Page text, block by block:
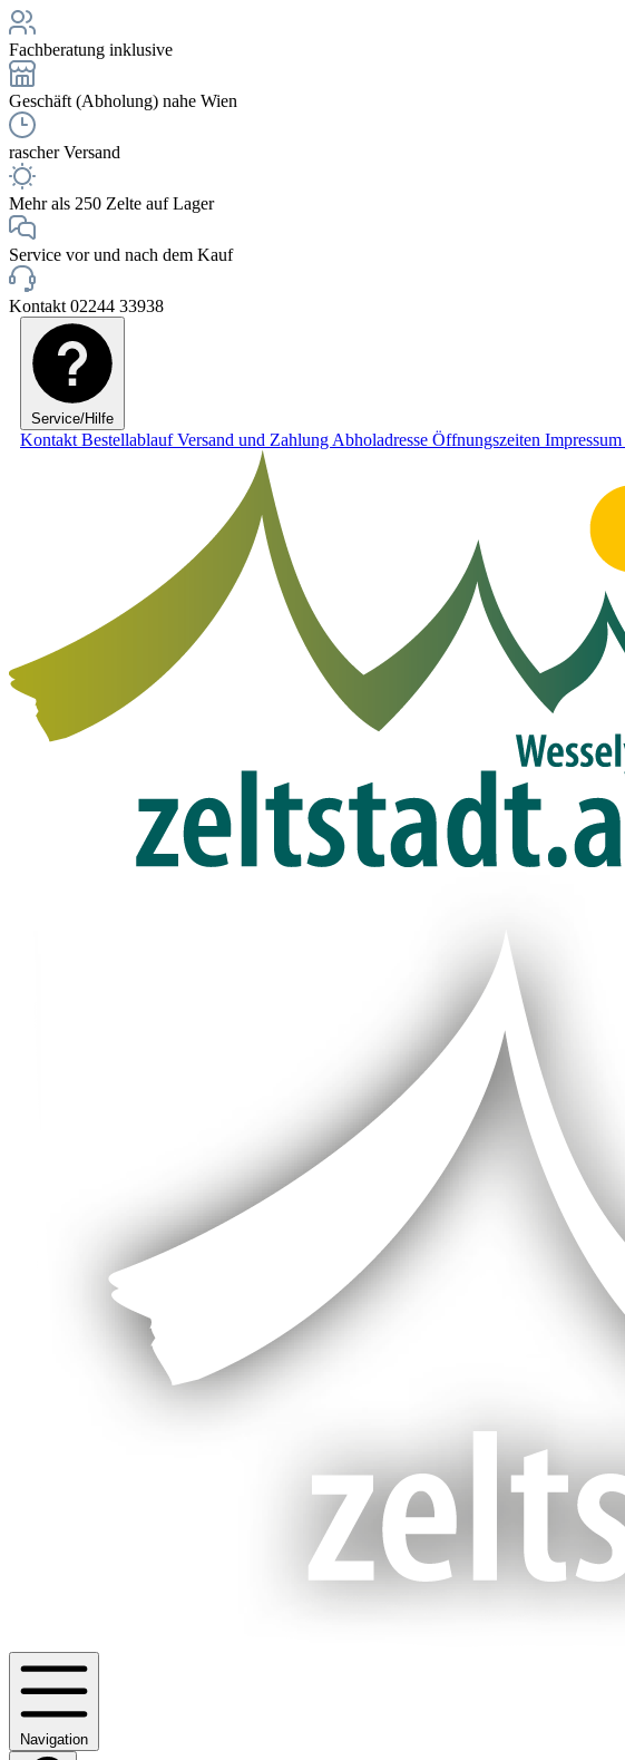
Fachberatung inklusive
Geschäft (Abholung) nahe Wien
rascher Versand
Mehr als 250 Zelte auf Lager
Service vor und nach dem Kauf
Kontakt 02244 33938
Service/Hilfe
Kontakt BestellablaufVersand und Zahlung Abholadresse Öffnungszeiten Impressum
Navigation